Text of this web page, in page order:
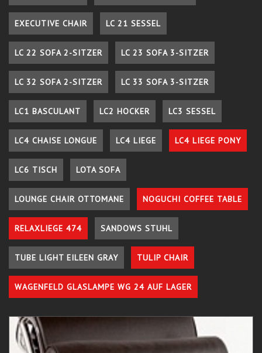
EXECUTIVE CHAIR LC 21 SESSEL
LC 22 SOFA 2-SITZER LC 23 SOFA 3-SITZER
LC 32 SOFA 2-SITZER LC 33 SOFA 3-SITZER
LC1 BASCULANT LC2 HOCKER LC3 SESSEL
LC4 CHAISE LONGUE LC4 LIEGE LC4 LIEGE PONY
LC6 TISCH LOTA SOFA
LOUNGE CHAIR OTTOMANE NOGUCHI COFFEE TABLE
RELAXLIEGE 474 SANDOWS STUHL
TUBE LIGHT EILEEN GRAY TULIP CHAIR
WAGENFELD GLASLAMPE WG 24 AUF LAGER